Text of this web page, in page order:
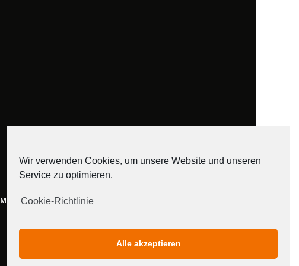
MEDIADATEN
Wir verwenden Cookies, um unsere Website und unseren
Service zu optimieren.
Cookie-Richtlinie
Alle akzeptieren